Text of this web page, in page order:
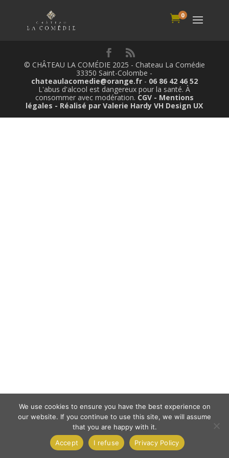
0
© CHÂTEAU LA COMÉDIE 2025 - Chateau La Comédie
33350 Saint-Colombe -
chateaulacomedie@orange.fr- 06 86 42 46 52
L'abus d'alcool est dangereux pour la santé. À
consommer avec modération. CGV - Mentions
légales - Réalisé par Valerie Hardy VH Design UX
We use cookies to ensure you have the best experience on
our website. If you continue to use this site, we will assume
that you are happy with it.
Accept
I refuse Privacy Policy